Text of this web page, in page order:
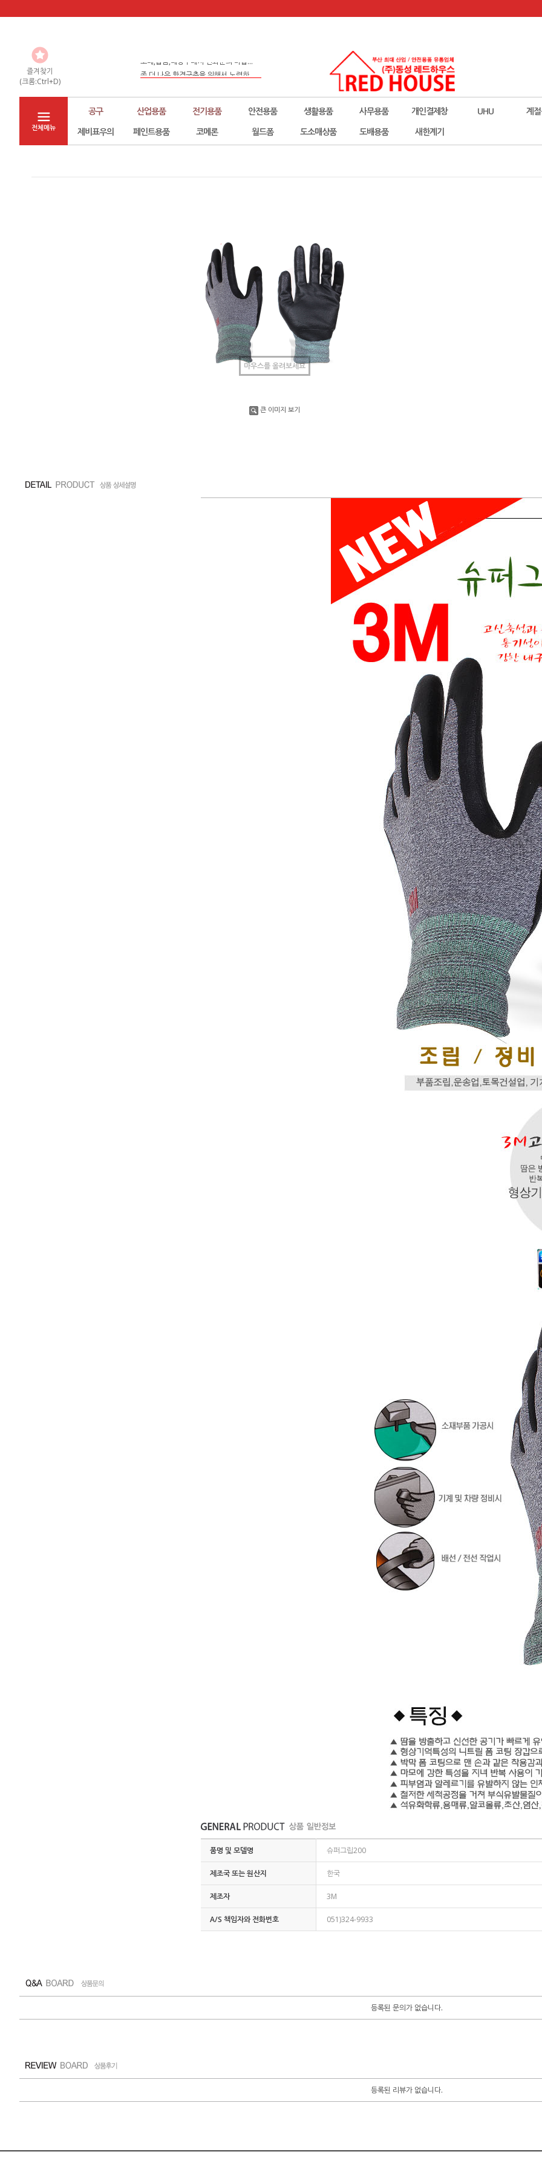
즐겨찾기
(크롬:Ctrl+D)
좀 더 나은 환경구축을 위해서 노력하...
전체메뉴
공구 산업용품 전기용품 안전용품 생활용품 사무용품 개인결제창 UHU
계
제비표우의
페인트용품 코메론 월드폼 도소매상품 도배용품 새한계기
마우스를 올려보세요
큰 이미지 보기
품명 및 모델명 슈퍼그립200
제조국 또는 원산지 한국
제조자 3M
A/S 책임자와 전화번호 051)324-9933
등록된 문의가 없습니다.
등록된 리뷰가 없습니다.